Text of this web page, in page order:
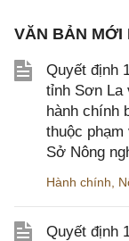
VĂN BẢN MỚI
Quyết định
tỉnh Sơn La
hành chính
thuộc
Sở Nông
Hành chính
Quyết định